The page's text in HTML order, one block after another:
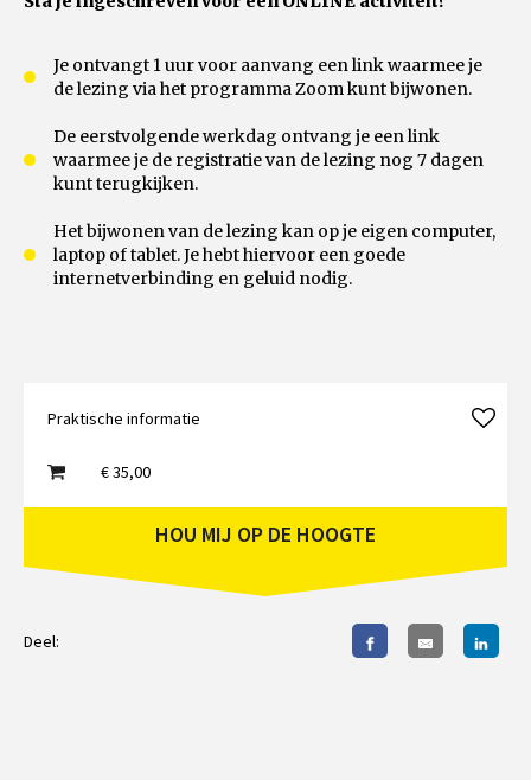
Je ontvangt 1 uur voor aanvang een link waarmee je
de lezing via het programma Zoom kunt bijwonen.
De eerstvolgende werkdag ontvang je een link
waarmee je de registratie van de lezing nog 7 dagen
kunt terugkijken.
Het bijwonen van de lezing kan op je eigen computer,
laptop of tablet. Je hebt hiervoor een goede
internetverbinding en geluid nodig.
Praktische informatie
€ 35,00
HOU MIJ OP DE HOOGTE
Deel: